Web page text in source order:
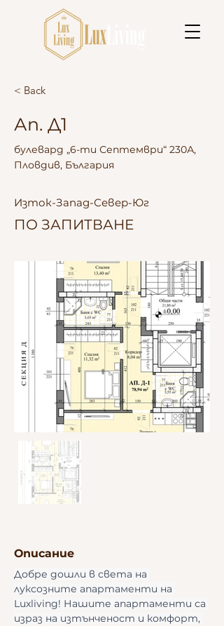
< Back
Ап. Д1
булевард „6-ти Септември“ 230А,
Пловдив, България
Изток-Запад-Север-Юг
ПО ЗАПИТВАНЕ
Описание
Добре дошли в света на
луксозните апартаменти на
Luxliving! Нашите апартаменти са
израз на изтънченост и комфорт,